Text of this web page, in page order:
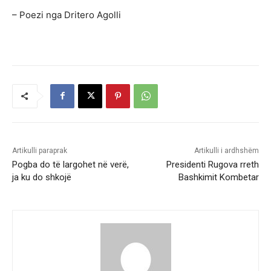
– Poezi nga Dritero Agolli
Artikulli paraprak
Pogba do të largohet në verë,
ja ku do shkojë
Artikulli i ardhshëm
Presidenti Rugova rreth
Bashkimit Kombetar